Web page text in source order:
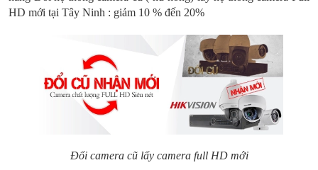
HD mới tại Tây Ninh : giảm 10 % đến 20%
Đổi camera cũ lấy camera full HD mới